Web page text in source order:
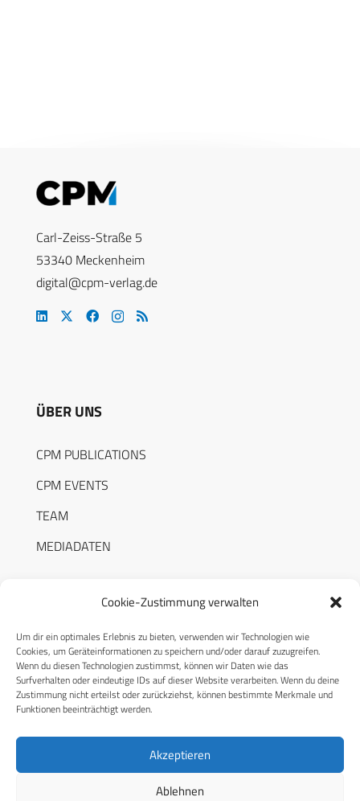
Cookie-Zustimmung verwalten
Um dir ein optimales Erlebnis zu bieten, verwenden wir Technologien wie
Cookies, um Geräteinformationen zu speichern und/oder darauf zuzugreifen.
Wenn du diesen Technologien zustimmst, können wir Daten wie das
Surfverhalten oder eindeutige IDs auf dieser Website verarbeiten. Wenn du deine
Zustimmung nicht erteilst oder zurückziehst, können bestimmte Merkmale und
Funktionen beeinträchtigt werden.
Akzeptieren
Ablehnen
Carl-Zeiss-Straße 5
53340 Meckenheim
digital@cpm-verlag.de
ÜBER UNS
CPM PUBLICATIONS
CPM EVENTS
TEAM
MEDIADATEN
RECHTLICHES
Datenschutzerklärung
Cookie-Richtlinie (EU)